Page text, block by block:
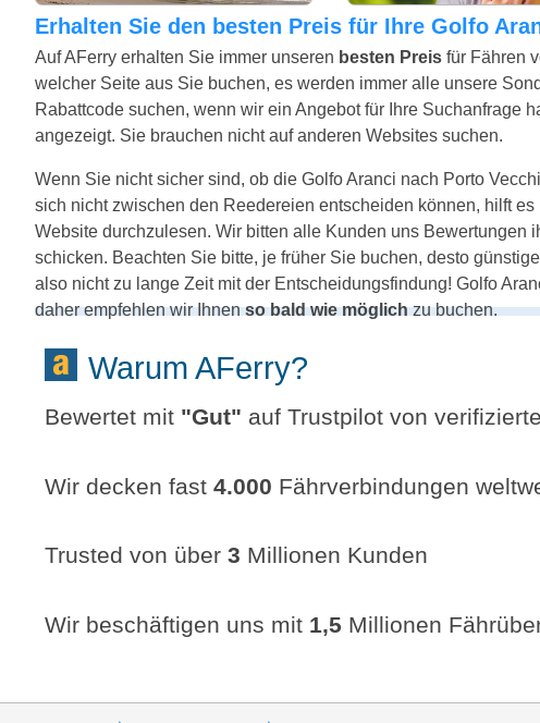
Erhalten Sie den besten Preis für Ihre Golfo
Auf AFerry erhalten Sie immer unseren besten Preis für Fähren
welcher Seite aus Sie buchen, es werden immer alle unsere
Rabattcode suchen, wenn wir ein Angebot für Ihre Suchanfrage
angezeigt. Sie brauchen nicht auf anderen Websites suchen.
Wenn Sie nicht sicher sind, ob die Golfo Aranci nach Porto
sich nicht zwischen den Reedereien entscheiden können, hilft
Website durchzulesen. Wir bitten alle Kunden uns Bewertungen
schicken. Beachten Sie bitte, je früher Sie buchen, desto
also nicht zu lange Zeit mit der Entscheidungsfindung! Golfo
daher empfehlen wir Ihnenso bald wie möglichzu buchen.
Warum AFerry?
Bewertet mit "Gut" auf Trustpilot von
Wir decken fast 4.000 Fährverbindungen
Trusted von über 3 Millionen Kunden
Wir beschäftigen uns mit 1,5 Millionen